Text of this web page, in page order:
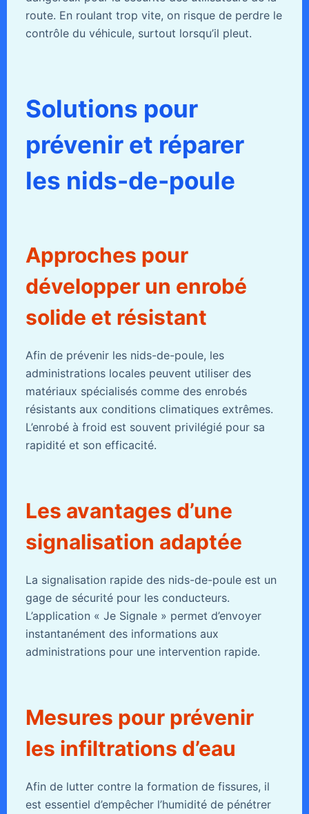
route. En roulant trop vite, on risque de perdre le
contrôle du véhicule, surtout lorsqu’il pleut.
Solutions pour
prévenir et réparer
les nids-de-poule
Approches pour
développer un enrobé
solide et résistant
Afin de prévenir les nids-de-poule, les
administrations locales peuvent utiliser des
matériaux spécialisés comme des enrobés
résistants aux conditions climatiques extrêmes.
L’enrobé à froid est souvent privilégié pour sa
rapidité et son efficacité.
Les avantages d’une
signalisation adaptée
La signalisation rapide des nids-de-poule est un
gage de sécurité pour les conducteurs.
L’application « Je Signale » permet d’envoyer
instantanément des informations aux
administrations pour une intervention rapide.
Mesures pour prévenir
les infiltrations d’eau
Afin de lutter contre la formation de fissures, il
est essentiel d’empêcher l’humidité de pénétrer